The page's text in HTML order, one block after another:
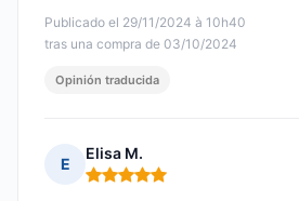
Publicado el 29/11/2024 à 10h40
tras una compra de 03/10/2024
Opinión traducida
E
Elisa M.
Nota: 5 de 5